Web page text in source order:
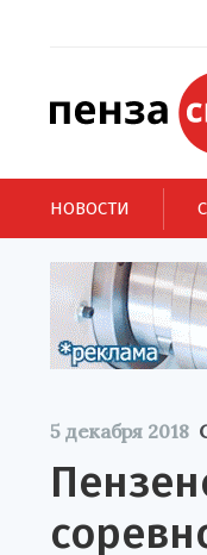
НОВОСТИ
5 декабря 2018